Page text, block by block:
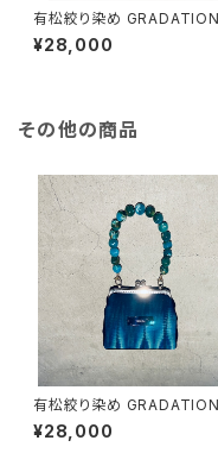
有松絞り染め
AG 3way / green
¥28,000
その他の商品
有松絞り染め
AG 3way / blue
¥28,000